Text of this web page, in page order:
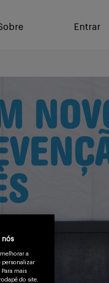
Entrar
nós
a
personalizar
mais
do site.